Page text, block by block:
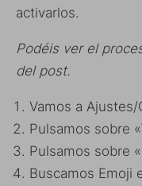
activarlos.
Podéis ver el
del post.
Vamos a
Pulsamos sobre
Pulsamos sobre
Buscamos Emoji